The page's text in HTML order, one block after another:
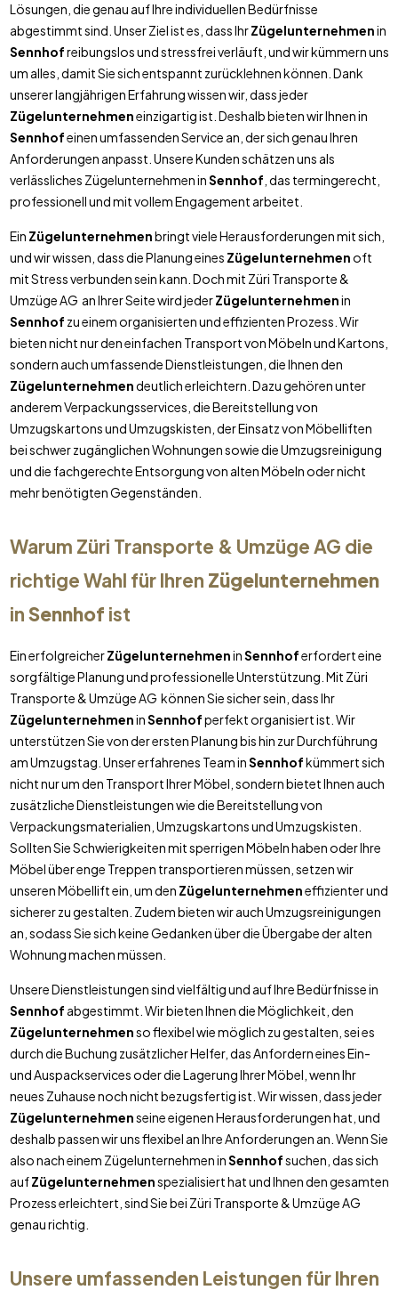
Lösungen, die genau auf Ihre individuellen Bedürfnisse
abgestimmt sind. Unser Ziel ist es, dass IhrZügelunternehmenin
Sennhofreibungslos und stressfrei verläuft, und wir kümmern uns
um alles, damit Sie sich entspannt zurücklehnen können. Dank
unserer langjährigen Erfahrung wissen wir, dass jeder
Zügelunternehmeneinzigartig ist. Deshalb bieten wir Ihnen in
Sennhofeinen umfassenden Service an, der sich genau Ihren
Anforderungen anpasst. Unsere Kunden schätzen uns als
verlässliches Zügelunternehmen inSennhof , das termingerecht,
professionell und mit vollem Engagement arbeitet.
Ein Zügelunternehmenbringt viele Herausforderungen mit sich,
und wir wissen, dass die Planung eines Zügelunternehmenoft
mit Stress verbunden sein kann. Doch mit Züri Transporte &
Umzüge AG an Ihrer Seite wird jederZügelunternehmenin
Sennhof zu einem organisierten und effizienten Prozess. Wir
bieten nicht nur den einfachen Transport von Möbeln und Kartons,
sondern auch umfassende Dienstleistungen, die Ihnen den
Zügelunternehmendeutlich erleichtern. Dazu gehören unter
anderem Verpackungsservices, die Bereitstellung von
Umzugskartons und Umzugskisten, der Einsatz von Möbelliften
bei schwer zugänglichen Wohnungen sowie die Umzugsreinigung
und die fachgerechte Entsorgung von alten Möbeln oder nicht
mehr benötigten Gegenständen.
Warum Züri Transporte & Umzüge AG die
richtige Wahl für Ihren Zügelunternehmen
inSennhof ist
Ein erfolgreicherZügelunternehmeninSennhoferfordert eine
sorgfältige Planung und professionelle Unterstützung. Mit Züri
Transporte & Umzüge AG können Sie sicher sein, dass Ihr
ZügelunternehmeninSennhofperfekt organisiert ist. Wir
unterstützen Sie von der ersten Planung bis hin zur Durchführung
am Umzugstag. Unser erfahrenes Team inSennhofkümmert sich
nicht nur um den Transport Ihrer Möbel, sondern bietet Ihnen auch
zusätzliche Dienstleistungen wie die Bereitstellung von
Verpackungsmaterialien, Umzugskartons und Umzugskisten.
Sollten Sie Schwierigkeiten mit sperrigen Möbeln haben oder Ihre
Möbel über enge Treppen transportieren müssen, setzen wir
unseren Möbellift ein, um den Zügelunternehmeneffizienter und
sicherer zu gestalten. Zudem bieten wir auch Umzugsreinigungen
an, sodass Sie sich keine Gedanken über die Übergabe der alten
Wohnung machen müssen.
Unsere Dienstleistungen sind vielfältig und auf Ihre Bedürfnisse in
Sennhof abgestimmt. Wir bieten Ihnen die Möglichkeit, den
Zügelunternehmenso flexibel wie möglich zu gestalten, sei es
durch die Buchung zusätzlicher Helfer, das Anfordern eines Ein-
und Auspackservices oder die Lagerung Ihrer Möbel, wenn Ihr
neues Zuhause noch nicht bezugsfertig ist. Wir wissen, dass jeder
Zügelunternehmenseine eigenen Herausforderungen hat, und
deshalb passen wir uns flexibel an Ihre Anforderungen an. Wenn Sie
also nach einem Zügelunternehmen inSennhofsuchen, das sich
aufZügelunternehmenspezialisiert hat und Ihnen den gesamten
Prozess erleichtert, sind Sie bei Züri Transporte & Umzüge AG
genau richtig.
Unsere umfassenden Leistungen für Ihren